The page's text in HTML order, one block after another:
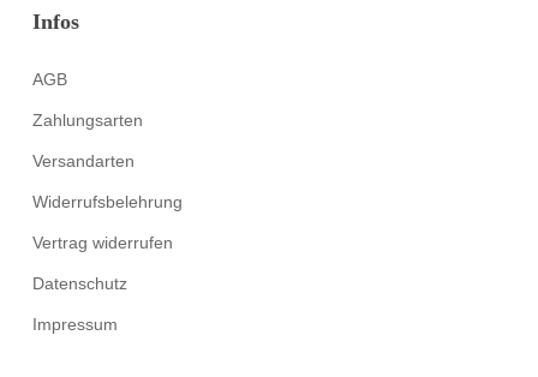
Infos
AGB
Zahlungsarten
Versandarten
Widerrufsbelehrung
Vertrag widerrufen
Datenschutz
Impressum